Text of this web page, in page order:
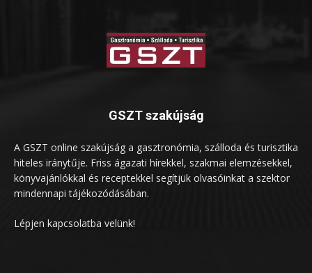
GSZT szakújság
A GSZT online szakújság a gasztronómia, szálloda és turisztika
hiteles iránytűje. Friss ágazati hírekkel, szakmai elemzésekkel,
könyvajánlókkal és receptekkel segítjük olvasóinkat a szektor
mindennapi tájékozódásában.
Lépjen kapcsolatba velünk!